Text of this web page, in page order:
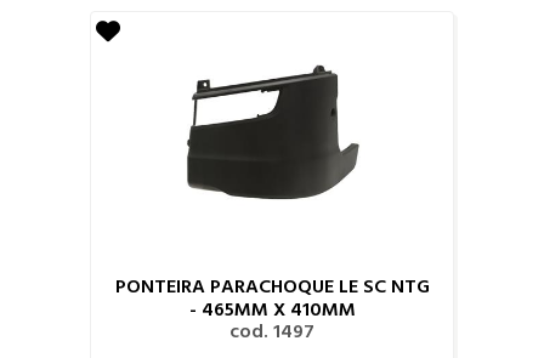
PONTEIRA PARACHOQUE LE SC NTG
- 465MM X 410MM
cod. 1497